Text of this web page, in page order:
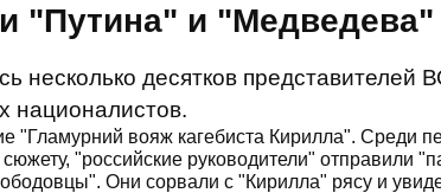
"Путина" и "Медведева"
несколько десятков представителей
националистов.
"Гламурний вояж кагебиста Кирилла". Среди
"российские руководители" отправили
Они сорвали с "Кирилла" рясу и